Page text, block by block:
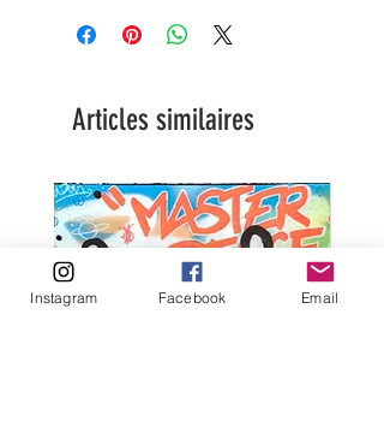
originale.
Cadre vitrine en bois et vitrine en
format: 13 cm x 18 cm
Articles similaires
Instagram Facebook Email